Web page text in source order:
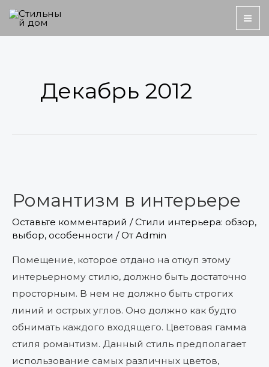
Перейти
Декабрь 2012
Романтизм в интерьере
Оставьте комментарий /Стили интерьера: обзор,
выбор, особенности / От Admin
Помещение, которое отдано на откуп этому
интерьерному стилю, должно быть достаточно
просторным. В нем не должно быть строгих
линий и острых углов. Оно должно как будто
обнимать каждого входящего. Цветовая гамма
стиля романтизм. Данный стиль предполагает
использование самых различных цветов,
интерьере